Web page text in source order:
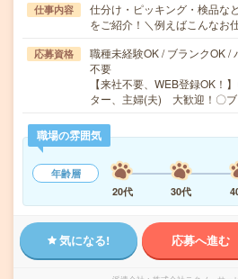
仕事内容
仕分け・ピッキング・検品な
をご紹介！＼例えばこんなお
応募資格
職種未経験OK / ブランクOK /
不要
【来社不要、WEB登録OK！
ター、主婦(夫) 大歓迎！〇
職場の雰囲気
年齢層
20代
30代
気になる! 応募へ進む